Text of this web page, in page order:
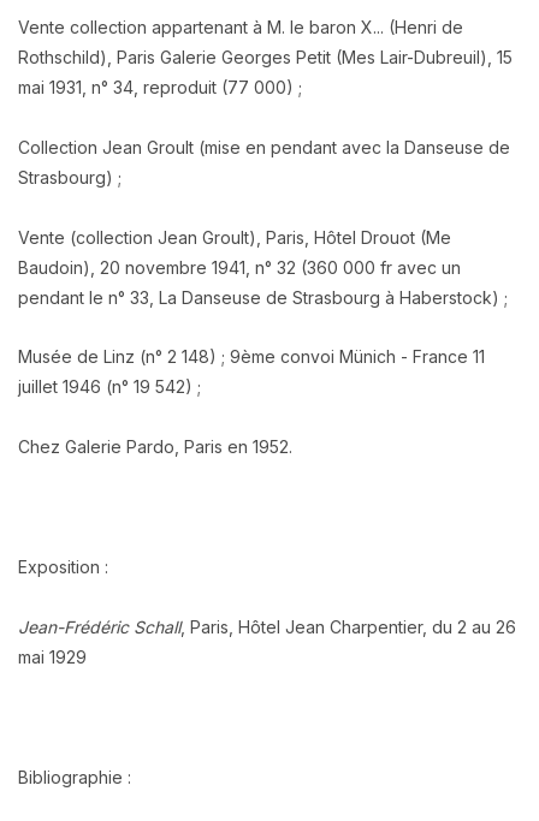
Vente collection appartenant à M. le baron X... (Henri de
Rothschild), Paris Galerie Georges Petit (Mes Lair-Dubreuil), 15
mai 1931, n° 34, reproduit (77 000) ;
Collection Jean Groult (mise en pendant avec la Danseuse de
Strasbourg) ;
Vente (collection Jean Groult), Paris, Hôtel Drouot (Me
Baudoin), 20 novembre 1941, n° 32 (360 000 fr avec un
pendant le n° 33, La Danseuse de Strasbourg à Haberstock) ;
Musée de Linz (n° 2 148) ; 9ème convoi Münich - France 11
juillet 1946 (n° 19 542) ;
Chez Galerie Pardo, Paris en 1952.
Exposition :
Jean-Frédéric Schall, Paris, Hôtel Jean Charpentier, du 2 au 26
mai 1929
Bibliographie :